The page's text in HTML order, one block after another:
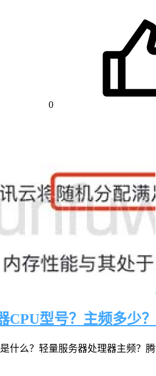
0
型号？主频多少？
什么？轻量服务器处理器主频？